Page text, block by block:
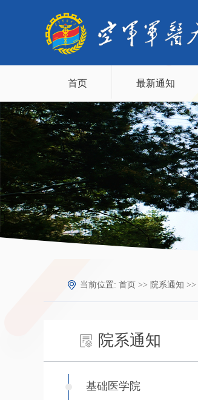
首页 最新通知
当前位置: 首页 >> 院系通知 >>
院系通知
基础医学院